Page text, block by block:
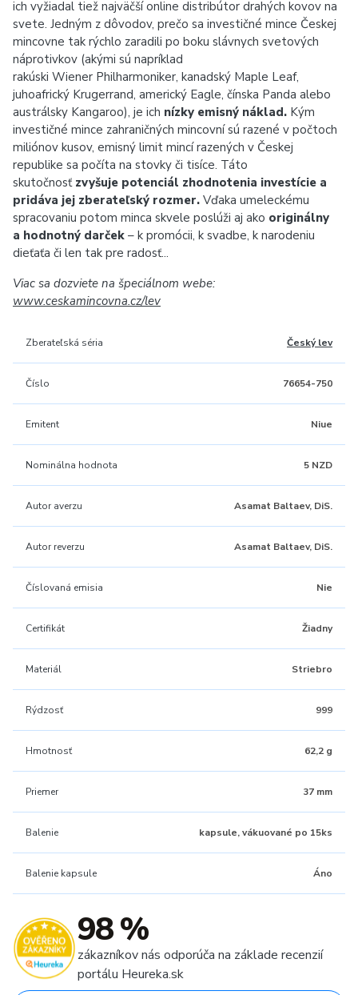
ich vyžiadal tiež najväčší online distribútor drahých kovov na
svete. Jedným z dôvodov, prečo sa investičné mince Českej
mincovne tak rýchlo zaradili po boku slávnych svetových
náprotivkov (akými sú napríklad
rakúski Wiener Philharmoniker, kanadský Maple Leaf,
juhoafrický Krugerrand, americký Eagle, čínska Panda alebo
austrálsky Kangaroo), je ich nízky emisný náklad. Kým
investičné mince zahraničných mincovní sú razené v počtoch
miliónov kusov, emisný limit mincí razených v Českej
republike sa počíta na stovky či tisíce. Táto
skutočnosť zvyšuje potenciál zhodnotenia investície a
pridáva jej zberateľský rozmer. Vďaka umeleckému
spracovaniu potom minca skvele poslúži aj ako originálny
a hodnotný darček – k promócii, k svadbe, k narodeniu
dieťaťa či len tak pre radosť...
Viac sa dozviete na špeciálnom webe:
www.ceskamincovna.cz/lev
Zberateľská séria Český lev
Číslo 76654-750
Emitent Niue
Nominálna hodnota 5 NZD
Autor averzu Asamat Baltaev, DiS.
Autor reverzu Asamat Baltaev, DiS.
Číslovaná emisia Nie
Certifikát Žiadny
Materiál Striebro
Rýdzosť 999
Hmotnosť 62,2 g
Priemer 37 mm
Balenie kapsule, vákuované po 15ks
Balenie kapsule Áno
98 %
zákazníkov nás odporúča na základe recenzií
portálu Heureka.sk